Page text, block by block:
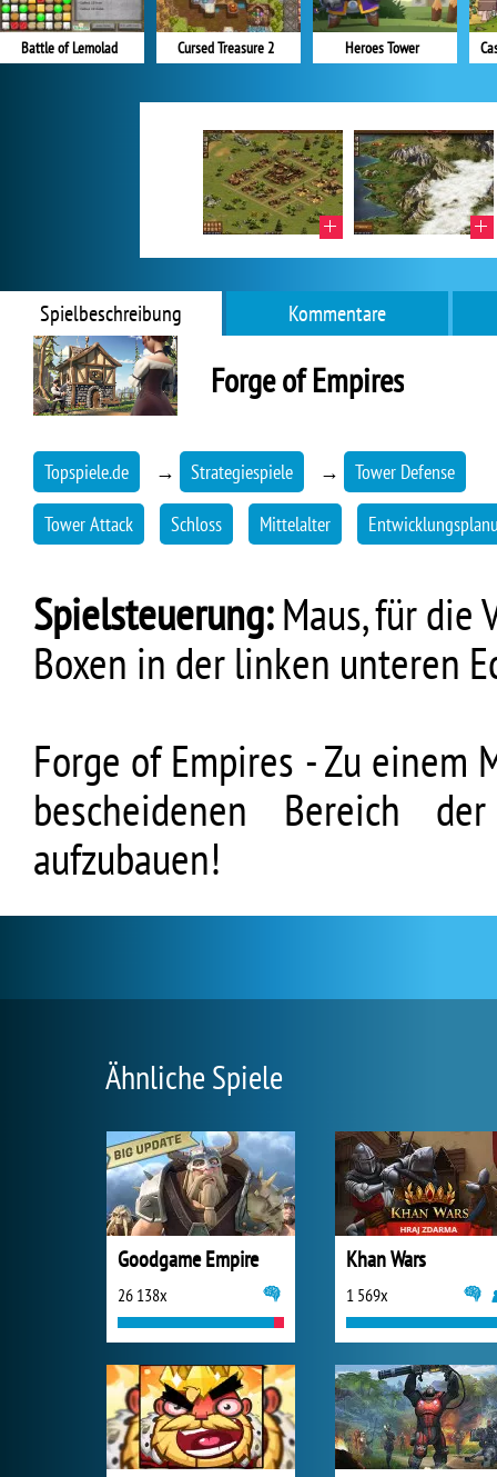
Battle of Lemolad Cursed Treasure 2 Heroes Tower
Spielbeschreibung Kommentare
Forge of Empires
Topspiele.de → Strategiespiele → Tower Defense
Tower Attack Schloss Mittelalter
Spielsteuerung:Maus, für die
Boxen in der linken unteren
Forge of Empires - Zu
bescheidenen Bereich
aufzubauen!
Ähnliche Spiele
Goodgame Empire
26 138x
Khan Wars
1 569x